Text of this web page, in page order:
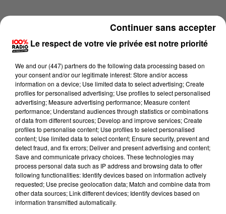
Lecture (1 min 13 sec)
100%
100% Radio l'agenda de l'Hérault
Le respect de votre vie privée est notre priorité
We and our (447) partnersdo the following data processing based on
your consent and/or our legitimate interest: Store and/or access
information on a device; Use limited data to select advertising; Create
profiles for personalised advertising; Use profiles to select personalised
advertising; Measure advertising performance; Measure content
performance; Understand audiences through statistics or combinations
of data from different sources; Develop and improve services; Create
profiles to personalise content; Use profiles to select personalised
content; Use limited data to select content; Ensure security, prevent and
detect fraud, and fix errors; Deliver and present advertising and content;
Save and communicate privacy choices. These technologies may
process personal data such as IP address and browsing data to offer
following functionalities: Identify devices based on information actively
requested; Use precise geolocation data; Match and combine data from
other data sources; Link different devices; Identify devices based on
information transmitted automatically.
Continuer sans accepter